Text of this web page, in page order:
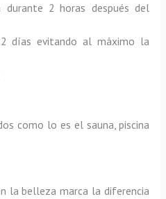
durante 2 horas después del
días evitando al máximo la
como lo es el sauna, piscina
la belleza marca la diferencia